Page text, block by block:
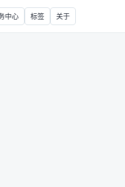
中心 标签 关于